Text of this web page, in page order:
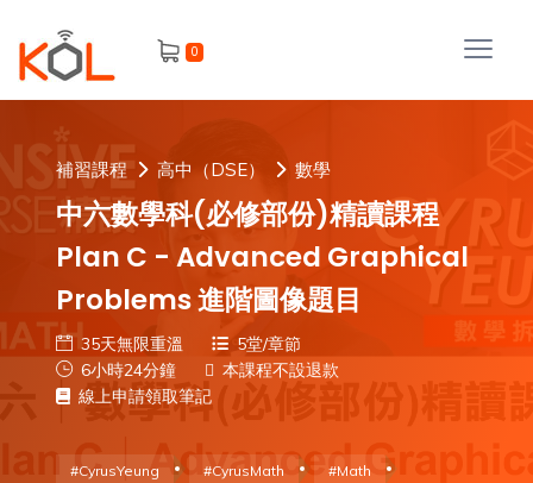
0
進
階
搜
我
的
補習課程 高中（DSE） 數學
中六數學科(必修部份)精讀課程
Plan C - Advanced Graphical
Problems 進階圖像題目
35天無限重溫
5堂/章節
6小時24分鐘
本課程不設退款
線上申請領取筆記
#CyrusYeung #CyrusMath
#Math